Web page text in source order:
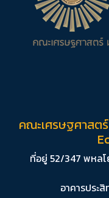
คณะเศรษฐศาสต
ที่อยู่ 52/347 พหล
อาคารประ